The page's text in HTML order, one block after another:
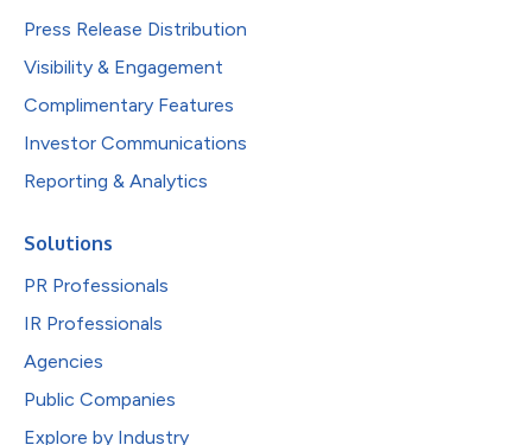
Press Release Distribution
Visibility & Engagement
Complimentary Features
Investor Communications
Reporting & Analytics
Solutions
PR Professionals
IR Professionals
Agencies
Public Companies
Explore by Industry